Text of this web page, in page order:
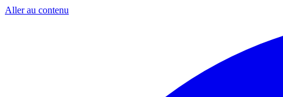
Aller au contenu